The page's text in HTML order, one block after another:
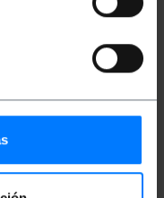
par régulation : 250